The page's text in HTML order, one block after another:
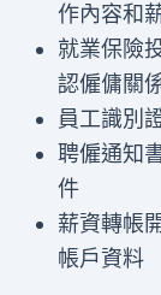
作內容和
就業保險
認僱傭關
員工識別
聘僱通知
件
薪資轉帳
帳戶資料